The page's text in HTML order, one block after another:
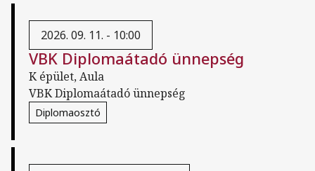
2026. 09. 11. - 10:00
VBK Diplomaátadó ünnepség
K épület, Aula
VBK Diplomaátadó ünnepség
Diplomaosztó